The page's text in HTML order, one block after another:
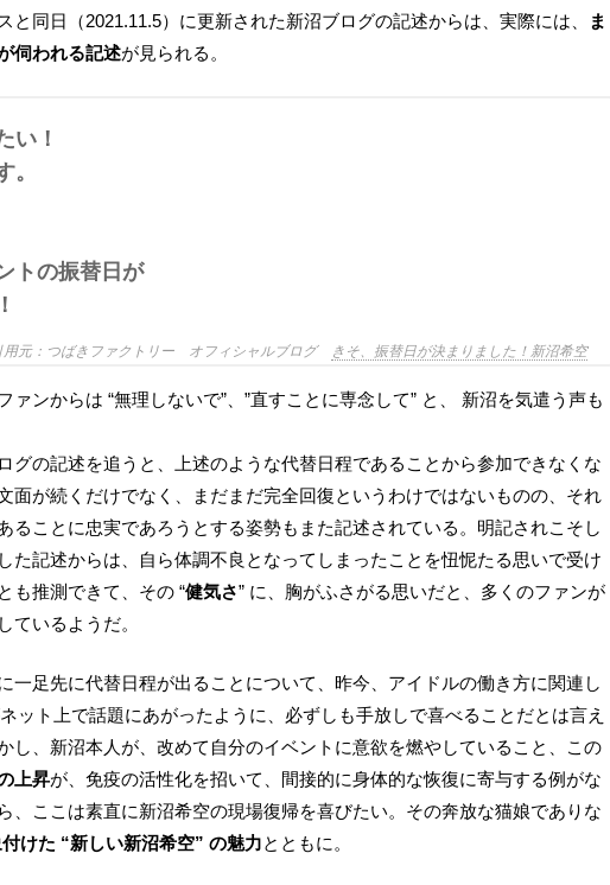
スと同日（2021.11.5）に更新された新沼ブログの記述からは、実際には、
ま
伺われる記述が見られる。
い！
。
トの振替日が
つばきファクトリー オフィシャルブログ きそ、振替日が決まりました！新沼希空
グの記述を追うと、上述のような代替日程であることから参加できなくな
面が続くだけでなく、まだまだ完全回復というわけではないものの、それ
ることに忠実であろうとする姿勢もまた記述されている。明記されこそし
た記述からは、自ら体調不良となってしまったことを忸怩たる思いで受け
も推測できて、その “健気さ” に、胸がふさがる思いだと、多くのファンが
ているようだ。
ット上で話題にあがったように、必ずしも手放しで喜べることだとは言え
し、新沼本人が、改めて自分のイベントに意欲を燃やしていること、この
上昇が、免疫の活性化を招いて、間接的に身体的な恢復に寄与する例がな
、ここは素直に新沼希空の現場復帰を喜びたい。その奔放な猫娘でありな
けた “新しい新沼希空” の魅力とともに。